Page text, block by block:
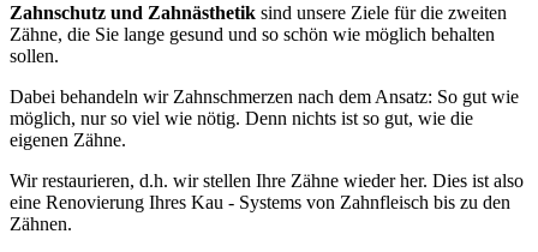
Zahnschutz und Zahnästhetik sind unsere Ziele für die zweiten
Zähne, die Sie lange gesund und so schön wie möglich behalten
sollen.
Dabei behandeln wir Zahnschmerzen nach dem Ansatz: So gut wie
möglich, nur so viel wie nötig. Denn nichts ist so gut, wie die
eigenen Zähne.
Wir restaurieren, d.h. wir stellen Ihre Zähne wieder her. Dies ist also
eine Renovierung Ihres Kau - Systems von Zahnfleisch bis zu den
Zähnen.